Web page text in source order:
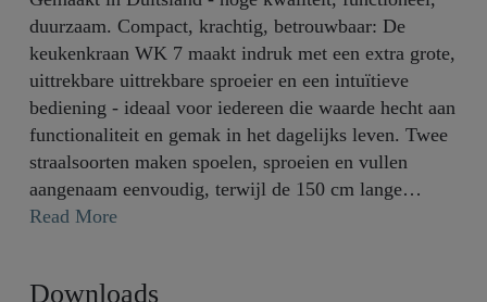
duurzaam. Compact, krachtig, betrouwbaar: De
keukenkraan WK 7 maakt indruk met een extra grote,
uittrekbare uittrekbare sproeier en een intuïtieve
bediening - ideaal voor iedereen die waarde hecht aan
functionaliteit en gemak in het dagelijks leven. Twee
straalsoorten maken spoelen, sproeien en vullen
aangenaam eenvoudig, terwijl de 150 cm lange
textielslang maximale bewegingsvrijheid biedt - zelfs
Read More
Downloads